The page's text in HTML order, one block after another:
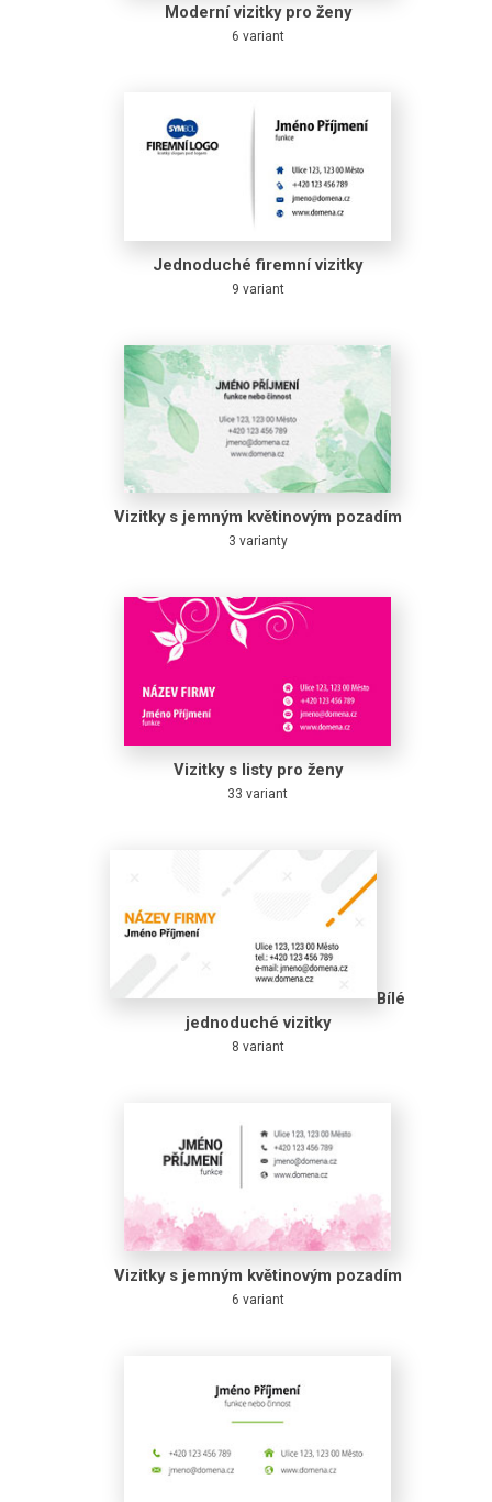
Moderní vizitky pro ženy
6 variant
Jednoduché firemní vizitky
9 variant
Vizitky s jemným květinovým pozadím
3 varianty
Vizitky s listy pro ženy
33 variant
Bílé
jednoduché vizitky
8 variant
Vizitky s jemným květinovým pozadím
6 variant